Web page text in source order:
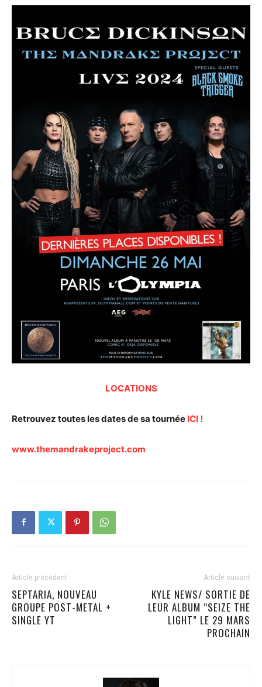
LOCATIONS
Retrouvez toutes les dates de sa tournée ICI !
www.themandrakeproject.com
Article précédent
SEPTARIA, NOUVEAU
GROUPE POST-METAL +
SINGLE YT
Article suivant
KYLE NEWS/ SORTIE DE
LEUR ALBUM “SEIZE THE
LIGHT” LE 29 MARS
PROCHAIN